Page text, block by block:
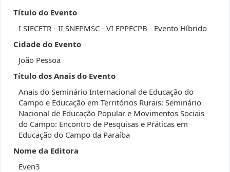
Título do Evento
I SIECETR - II SNEPMSC - VI EPPECPB - Evento Híbrido
Cidade do Evento
João Pessoa
Título dos Anais do Evento
Anais do Seminário Internacional de Educação do
Campo e Educação em Territórios Rurais: Seminário
Nacional de Educação Popular e Movimentos Sociais
do Campo: Encontro de Pesquisas e Práticas em
Educação do Campo da Paraíba
Nome da Editora
Even3